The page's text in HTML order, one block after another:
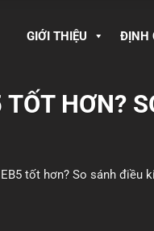
GIỚI THIỆU ĐỊNH
HƠN?
tốt hơn? So sánh điều